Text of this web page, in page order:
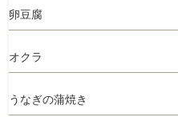
卵豆腐
オクラ
うなぎの蒲焼き